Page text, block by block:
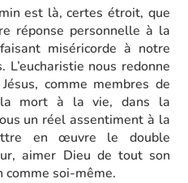
est là, certes étroit, que
réponse personnelle à la
miséricorde à notre
nous redonne
comme membres de
la mort à la vie, dans la
un réel assentiment à la
en œuvre le double
aimer Dieu de tout son
soi-même.